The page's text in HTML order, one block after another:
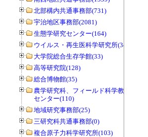
北部構内共通事務部(731)
宇治地区事務部(2081)
生態学研究センター(164)
ウイルス・再生医科学研究所(34)
大学院総合生存学館(33)
高等研究院(128)
総合博物館(35)
農学研究科、フィールド科学教育研究
センター(110)
地域研究事務部(25)
三研究科共通事務部(0)
複合原子力科学研究所(103)